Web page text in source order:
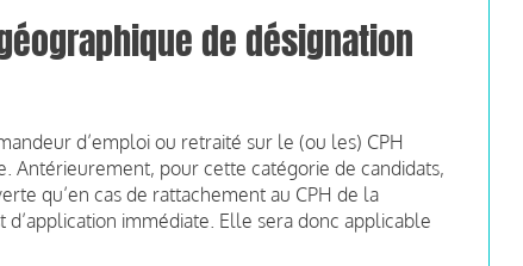
de désignation
d’emploi ou retraité sur le (ou les) CPH
Antérieurement, pour cette catégorie de candidats,
qu’en cas de rattachement au CPH de la
immédiate. Elle sera donc applicable